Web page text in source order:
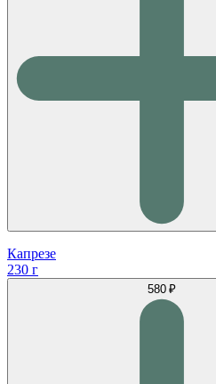
Капрезе
230 г
580 ₽